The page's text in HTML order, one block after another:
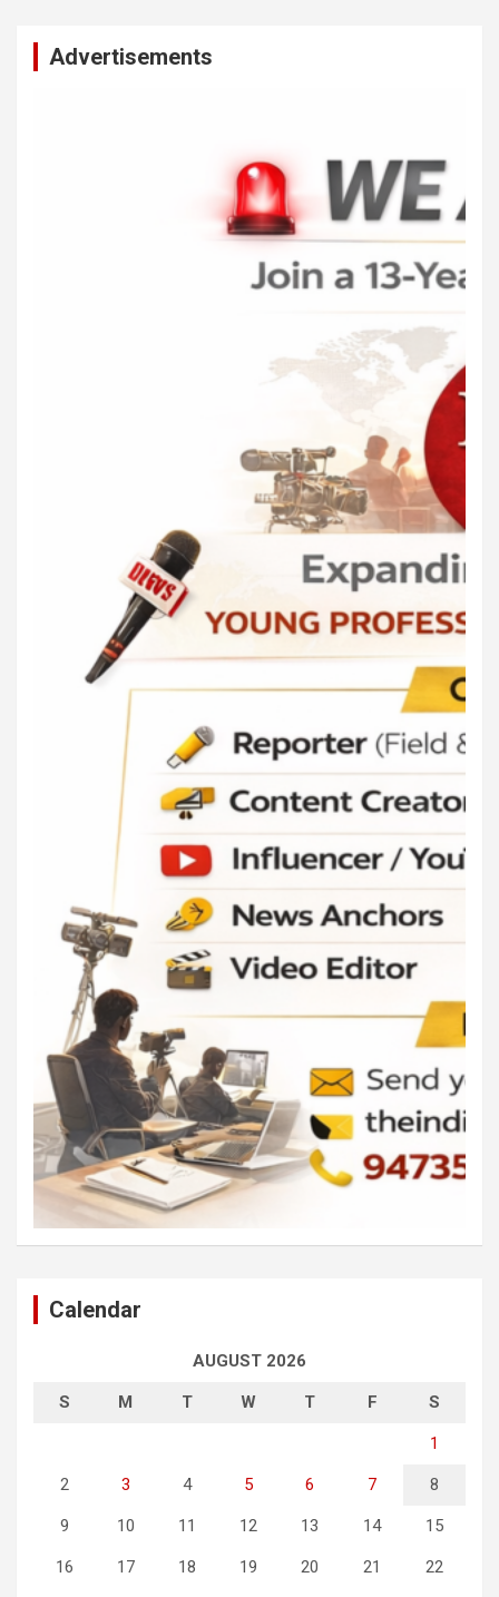
Advertisements
Calendar
AUGUST 2026
S M T W T F S
1
2 3 4 5 6 7 8
9 10 11 12 13 14 15
16 17 18 19 20 21 22